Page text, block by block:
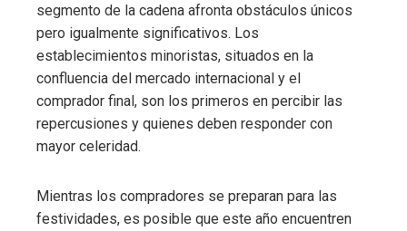
segmento de la cadena afronta obstáculos únicos
pero igualmente significativos. Los
establecimientos minoristas, situados en la
confluencia del mercado internacional y el
comprador final, son los primeros en percibir las
repercusiones y quienes deben responder con
mayor celeridad.
Mientras los compradores se preparan para las
festividades, es posible que este año encuentren